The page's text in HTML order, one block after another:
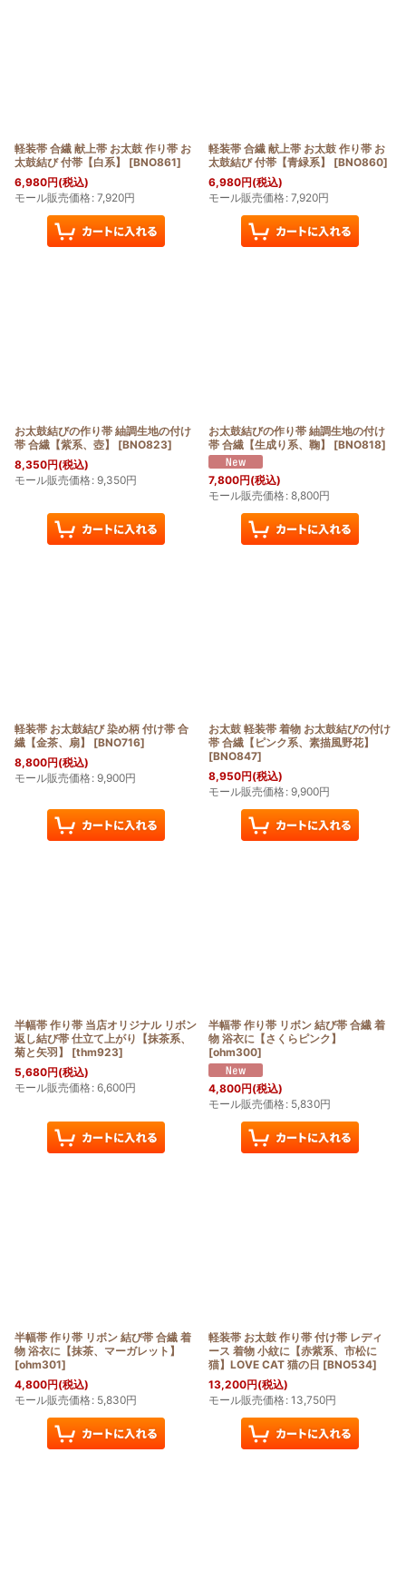
軽装帯 合繊 献上帯 お太鼓 作り帯 お
太鼓結び 付帯【白系】
[BNO861]
6,980円(税込)
モール販売価格: 7,920円
軽装帯 合繊 献上帯 お太鼓 作り帯 お
太鼓結び 付帯【青緑系】
[BNO860]
6,980円(税込)
モール販売価格: 7,920円
お太鼓結びの作り帯 紬調生地の付け
帯 合繊【紫系、壺】
[BNO823]
8,350円(税込)
モール販売価格: 9,350円
お太鼓結びの作り帯 紬調生地の付け
帯 合繊【生成り系、鞠】
[BNO818]
7,800円(税込)
モール販売価格: 8,800円
軽装帯 お太鼓結び 染め柄 付け帯 合
繊【金茶、扇】
[BNO716]
8,800円(税込)
モール販売価格: 9,900円
お太鼓 軽装帯 着物 お太鼓結びの付け
帯 合繊【ピンク系、素描風野花】
[BNO847]
8,950円(税込)
モール販売価格: 9,900円
半幅帯 作り帯 当店オリジナル リボン
返し結び帯 仕立て上がり【抹茶系、
菊と矢羽】
[thm923]
5,680円(税込)
モール販売価格: 6,600円
半幅帯 作り帯 リボン 結び帯 合繊 着
物 浴衣に【さくらピンク】
[ohm300]
4,800円(税込)
モール販売価格: 5,830円
半幅帯 作り帯 リボン 結び帯 合繊 着
物 浴衣に【抹茶、マーガレット】
[ohm301]
4,800円(税込)
モール販売価格: 5,830円
軽装帯 お太鼓 作り帯 付け帯 レディ
ース 着物 小紋に【赤紫系、市松に
猫】LOVE CAT 猫の日 [BNO534]
13,200円(税込)
モール販売価格: 13,750円